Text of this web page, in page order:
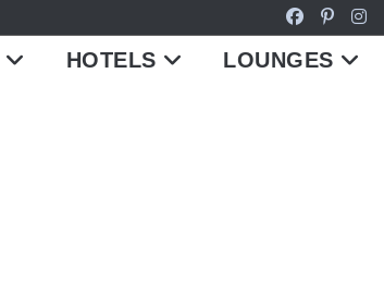
HOTELS LOUNGES